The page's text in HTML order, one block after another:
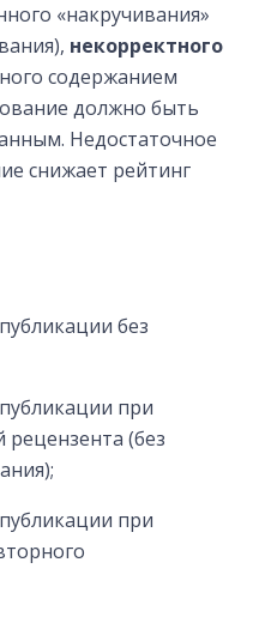
«накручивания»
некорректного
содержанием
должно быть
Недостаточное
снижает рейтинг
без
при
рецензента (без
при